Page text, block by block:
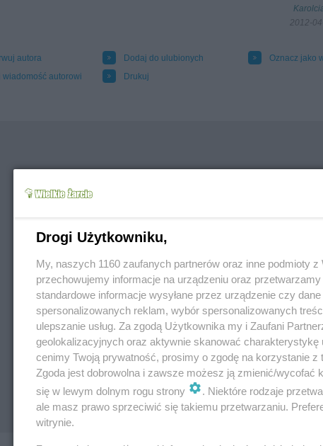
2012-
autora Dodaj do ulubionych
Oznacz jako
wiadomość autorowi
Drukuj
Drogi Użytkowniku,
My, naszych 1160 zaufanych partnerów oraz inne podmioty
przechowujemy informacje na urządzeniu oraz
standardowe informacje wysyłane przez urządzenie czy
spersonalizowanych reklam, wybór spersonalizowanych
ulepszanie usług. Za zgodą Użytkownika my i Zaufani
geolokalizacyjnych oraz aktywnie skanować
cenimy Twoją prywatność, prosimy o zgodę na korzystanie z
Zgoda jest dobrowolna i zawsze możesz ją zmienić/
się w lewym dolnym rogu strony
. Niektóre rodzaje
ale masz prawo sprzeciwić się takiemu przetwarzaniu.
witrynie.